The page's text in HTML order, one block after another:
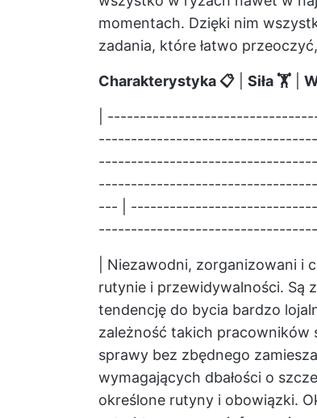
momentach. Dzięki nim
zadania, które łatwo
Charakterystyka 📋 Siła 🏋
|
--- |
| Niezawodni, zorganizowani
rutynie i przewidywalności. Są
tendencję do bycia bardzo
zależność takich pracowników
sprawy bez zbędnego
wymagających dbałości o
określone rutyny i obowiązki.